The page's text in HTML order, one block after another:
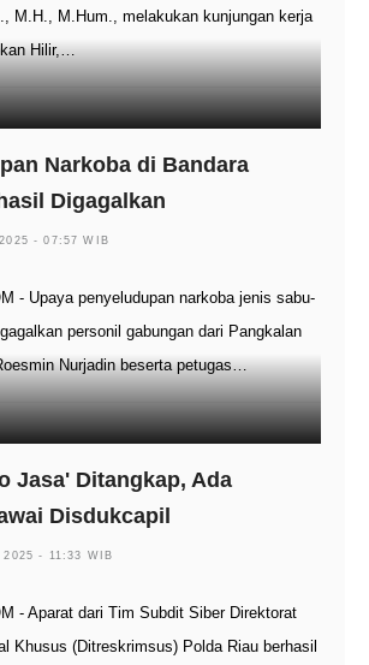
M.H., M.Hum., melakukan kunjungan kerja
Hilir,…
Narkoba di Bandara
Digagalkan
- 07:57 WIB
- Upaya penyeludupan narkoba jenis sabu-
personil gabungan dari Pangkalan
Nurjadin beserta petugas…
Jasa' Ditangkap, Ada
Disdukcapil
- 11:33 WIB
- Aparat dari Tim Subdit Siber Direktorat
Khusus (Ditreskrimsus) Polda Riau berhasil